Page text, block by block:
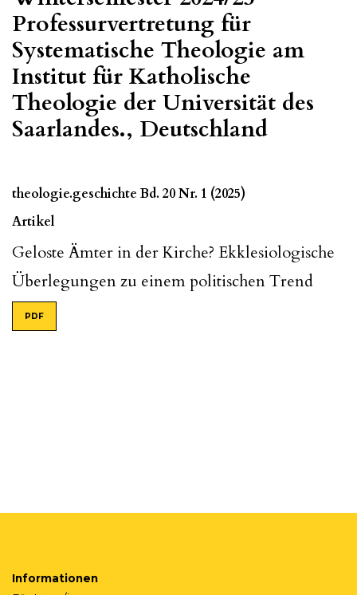
Professurvertretung für
Systematische Theologie am
Institut für Katholische
Theologie der Universität des
Saarlandes., Deutschland
theologie.geschichte Bd. 20 Nr. 1 (2025)
Artikel
Geloste Ämter in der Kirche? Ekklesiologische
Überlegungen zu einem politischen Trend
PDF
Informationen